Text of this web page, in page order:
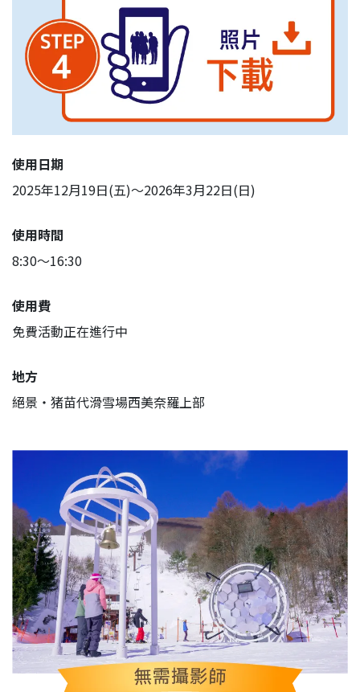
使用日期
2025年12月19日(五)～2026年3月22日(日)
使用時間
8:30～16:30
使用費
免費活動正在進行中
地方
絕景・猪苗代滑雪場西美奈羅上部